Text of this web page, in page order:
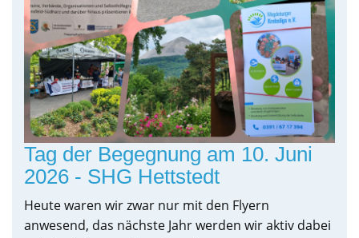
Tag der Begegnung am 10. Juni
2026 - SHG Hettstedt
Heute waren wir zwar nur mit den Flyern
anwesend, das nächste Jahr werden wir aktiv dabei